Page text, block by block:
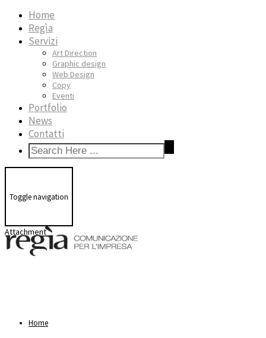
Home
Regìa
Servizi
Art Direction
Graphic design
Web Design
Copy
Eventi
Portfolio
News
Contatti
Toggle navigation
Home
Attachment